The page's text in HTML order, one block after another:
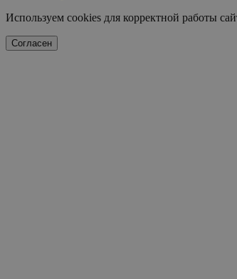
Используем cookies для корректной работы
Согласен